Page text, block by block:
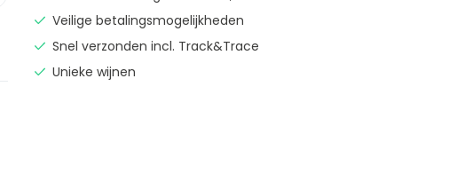
Veilige betalingsmogelijkheden
Snel verzonden incl. Track&Trace
Unieke wijnen